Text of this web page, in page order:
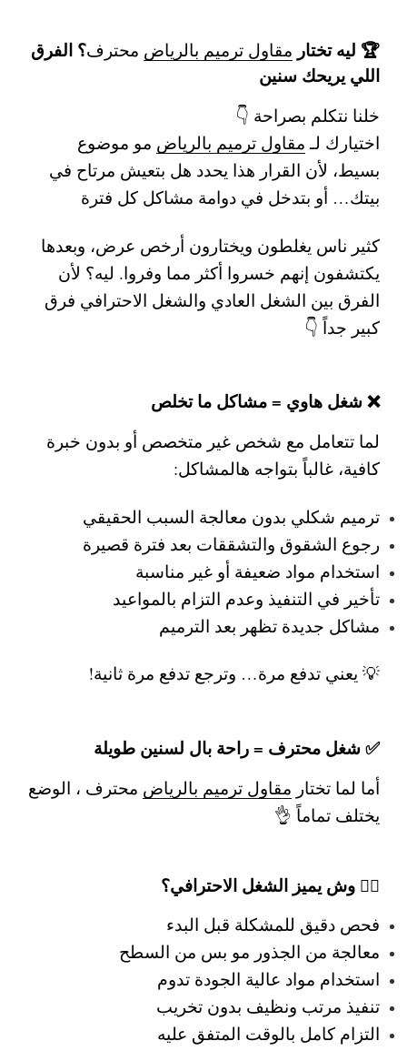
🏆 ليه تختار مقاول ترميم بالرياض محترف؟ الفرق
اللي يريحك سنين
خلنا نتكلم بصراحة 👇
اختيارك لـ مقاول ترميم بالرياض مو موضوع
بسيط، لأن القرار هذا يحدد هل بتعيش مرتاح في
بيتك… أو بتدخل في دوامة مشاكل كل فترة
كثير ناس يغلطون ويختارون أرخص عرض، وبعدها
يكتشفون إنهم خسروا أكثر مما وفروا. ليه؟ لأن
الفرق بين الشغل العادي والشغل الاحترافي فرق
كبير جداً 👇
❌ شغل هاوي = مشاكل ما تخلص
لما تتعامل مع شخص غير متخصص أو بدون خبرة
كافية، غالباً بتواجه هالمشاكل:
ترميم شكلي بدون معالجة السبب الحقيقي
رجوع الشقوق والتشققات بعد فترة قصيرة
استخدام مواد ضعيفة أو غير مناسبة
تأخير في التنفيذ وعدم التزام بالمواعيد
مشاكل جديدة تظهر بعد الترميم
💡 يعني تدفع مرة… وترجع تدفع مرة ثانية!
✅ شغل محترف = راحة بال لسنين طويلة
أما لما تختار مقاول ترميم بالرياض محترف ، الوضع
يختلف تماماً 👌
👷‍♂️ وش يميز الشغل الاحترافي؟
فحص دقيق للمشكلة قبل البدء
معالجة من الجذور مو بس من السطح
استخدام مواد عالية الجودة تدوم
تنفيذ مرتب ونظيف بدون تخريب
التزام كامل بالوقت المتفق عليه